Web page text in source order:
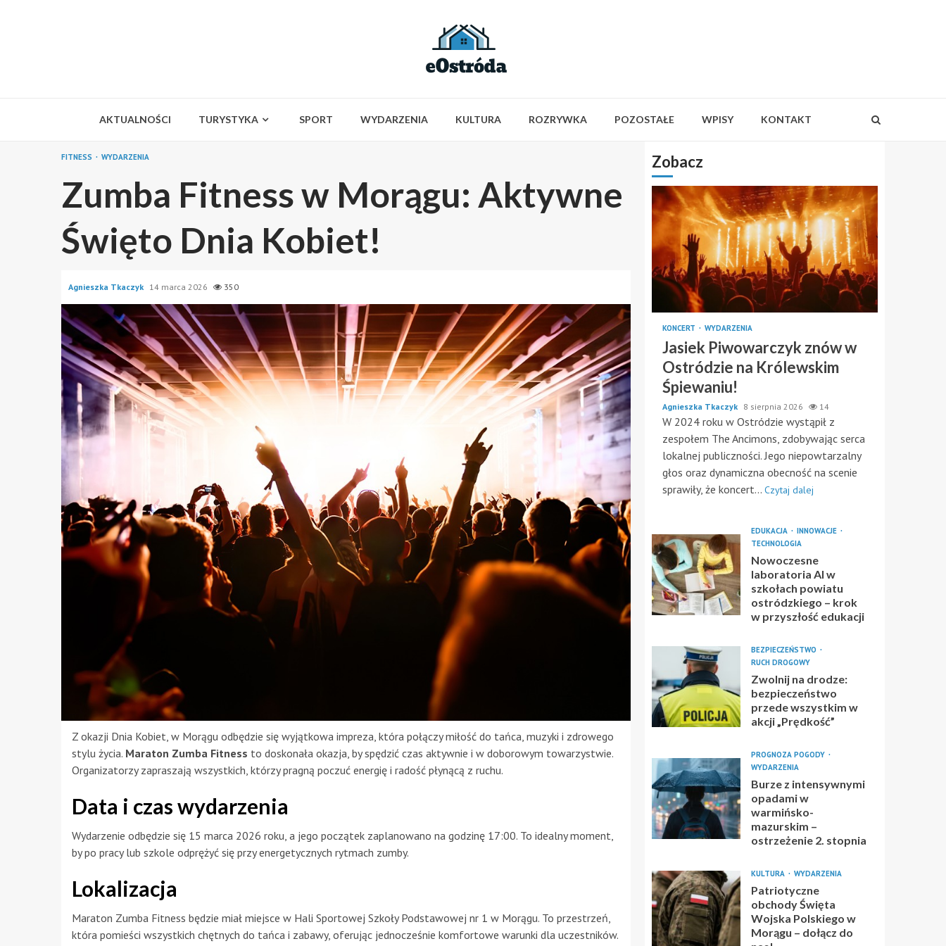
AKTUALNOŚCI TURYSTYKA SPORT WYDARZENIA KULTURA ROZRYWKA POZOSTAŁE WPISY KONTAKT
FITNESS WYDARZENIA
Zumba Fitness w Morągu: Aktywne
Święto Dnia Kobiet!
Agnieszka Tkaczyk 14 marca 2026 350
Z okazji Dnia Kobiet, w Morągu odbędzie się wyjątkowa impreza, która połączy miłość do tańca, muzyki i zdrowego
stylu życia. Maraton Zumba Fitness to doskonała okazja, by spędzić czas aktywnie i w doborowym towarzystwie.
Organizatorzy zapraszają wszystkich, którzy pragną poczuć energię i radość płynącą z ruchu.
Data i czas wydarzenia
Wydarzenie odbędzie się 15 marca 2026 roku, a jego początek zaplanowano na godzinę 17:00. To idealny moment,
by po pracy lub szkole odprężyć się przy energetycznych rytmach zumby.
Lokalizacja
Maraton Zumba Fitness będzie miał miejsce w Hali Sportowej Szkoły Podstawowej nr 1 w Morągu. To przestrzeń,
która pomieści wszystkich chętnych do tańca i zabawy, oferując jednocześnie komfortowe warunki dla uczestników.
Zobacz
KONCERT WYDARZENIA
Jasiek Piwowarczyk znów w
Ostródzie na Królewskim
Śpiewaniu!
Agnieszka Tkaczyk 8 sierpnia 2026 14
W 2024 roku w Ostródzie wystąpił z
zespołem The Ancimons, zdobywając serca
lokalnej publiczności. Jego niepowtarzalny
głos oraz dynamiczna obecność na scenie
sprawiły, że koncert... Czytaj dalej
EDUKACJA
INNOWACJE
TECHNOLOGIA
Nowoczesne
laboratoria AI w
szkołach powiatu
ostródzkiego – krok
w przyszłość edukacji
BEZPIECZEŃSTWO
RUCH DROGOWY
Zwolnij na drodze:
bezpieczeństwo
przede wszystkim w
akcji „Prędkość”
PROGNOZA POGODY
WYDARZENIA
Burze z intensywnymi
opadami w
warmińsko-
mazurskim –
ostrzeżenie 2. stopnia
KULTURA WYDARZENIA
Patriotyczne
obchody Święta
Wojska Polskiego w
Morągu – dołącz do